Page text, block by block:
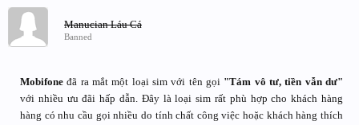
Manucian Láu Cá
Banned
Mobifone đã ra mắt một loại sim với tên gọi "Tám vô tư, tiền vẫn dư"
với nhiều ưu đãi hấp dẫn. Đây là loại sim rất phù hợp cho khách hàng
hàng có nhu cầu gọi nhiều do tính chất công việc hoặc khách hàng thích